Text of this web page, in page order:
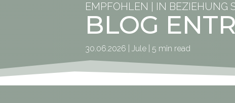
EMPFOHLEN IN BEZIEHUNG
BLOG
30.06.2026 | Jule | 5 min read